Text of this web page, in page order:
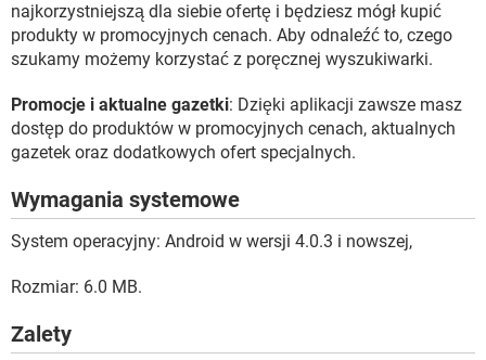
najkorzystniejszą dla siebie ofertę i będziesz mógł kupić
produkty w promocyjnych cenach. Aby odnaleźć to, czego
szukamy możemy korzystać z poręcznej wyszukiwarki.
Promocje i aktualne gazetki: Dzięki aplikacji zawsze masz
dostęp do produktów w promocyjnych cenach, aktualnych
gazetek oraz dodatkowych ofert specjalnych.
Wymagania systemowe
System operacyjny: Android w wersji 4.0.3 i nowszej,
Rozmiar: 6.0 MB.
Zalety